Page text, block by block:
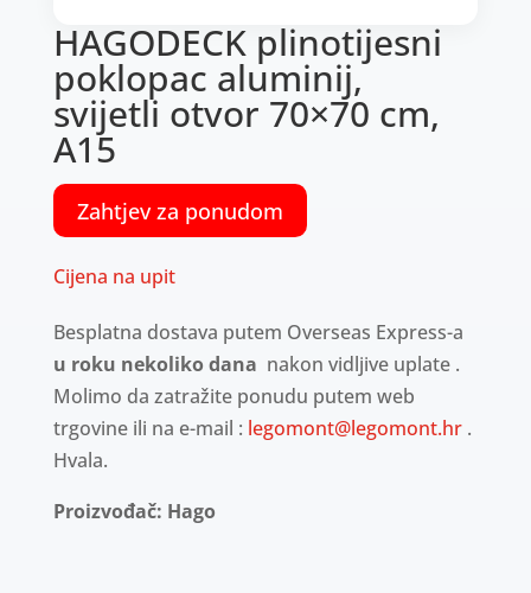
HAGODECK plinotijesni
poklopac aluminij,
svijetli otvor 70×70 cm,
A15
Zahtjev za ponudom
Cijena na upit
Besplatna dostava putem Overseas Express-a
u roku nekoliko dana nakon vidljive uplate .
Molimo da zatražite ponudu putem web
trgovine ili na e-mail : legomont@legomont.hr.
Hvala.
Proizvođač: Hago